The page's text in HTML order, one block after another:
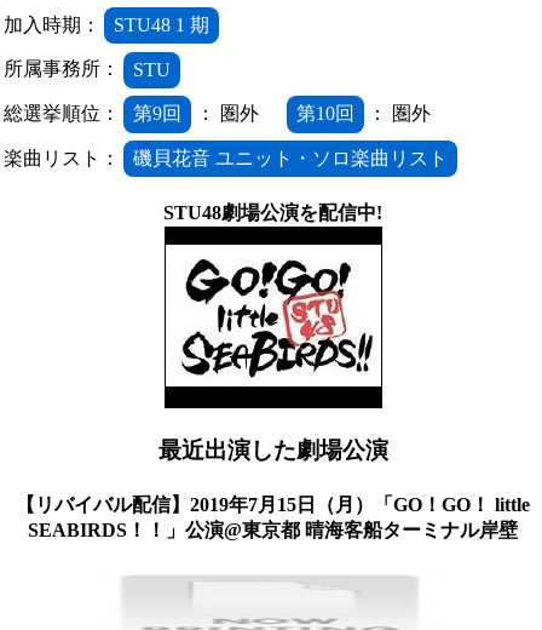
加入時期：
STU48 1 期
所属事務所： STU
総選挙順位： 第9回 ： 圏外 第10回 ： 圏外
楽曲リスト： 磯貝花音 ユニット・ソロ楽曲リスト
STU48劇場公演を配信中!
最近出演した劇場公演
【リバイバル配信】2019年7月15日（月）「GO！GO！ little
SEABIRDS！！」公演@東京都 晴海客船ターミナル岸壁